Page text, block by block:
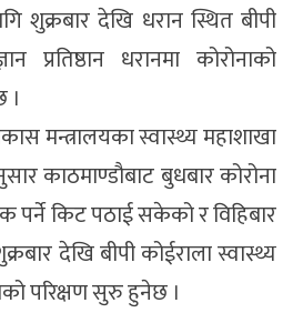
शुक्रबार देखि धरान स्थित बीपी
प्रतिष्ठान धरानमा कोरोनाको
मन्त्रालयका स्वास्थ्य महाशाखा
काठमाण्डौबाट बुधबार कोरोना
पर्ने किट पठाई सकेको र विहिबार
देखि बीपी कोईराला स्वास्थ्य
परिक्षण सुरु हुनेछ ।